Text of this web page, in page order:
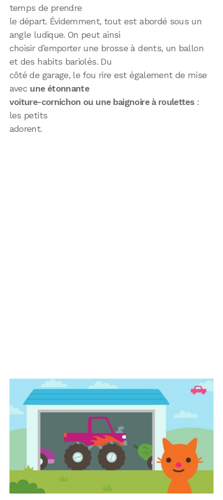
temps de prendre
le départ. Évidemment, tout est abordé sous un
angle ludique. On peut ainsi
choisir d’emporter une brosse à dents, un ballon
et des habits bariolés. Du
côté de garage, le fou rire est également de mise
avec une étonnante
voiture-cornichon ou une baignoire à roulettes:
les petits
adorent.